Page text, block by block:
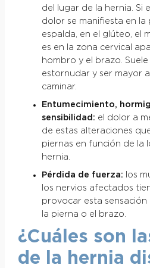
del lugar de la hernia. Si
dolor se manifiesta en la
espalda, en el glúteo, el
es en la zona cervical
hombro y el brazo.
estornudar y ser mayor
caminar.
Entumecimiento,
sensibilidad: el dolor a
de estas alteraciones
piernas en función de la
hernia.
Pérdida de fuerza: los
los nervios afectados
provocar esta
la pierna o el brazo.
¿Cuáles son
de la hernia